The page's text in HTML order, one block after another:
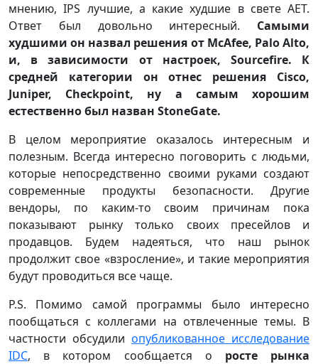
мнению, IPS лучшие, а какие худшие в свете AET.
Ответ был довольно интересный. Самыми
худшими он назвал решения от McAfee, Palo Alto,
и, в зависимости от настроек, Sourcefire. К
средней категории он отнес решения Cisco,
Juniper, Checkpoint, ну а самым хорошим
естественно был назван StoneGate.
В целом мероприятие оказалось интересным и
полезным. Всегда интересно поговорить с людьми,
которые непосредственно своими руками создают
современные продукты безопасности. Другие
вендоры, по каким-то своим причинам пока
показывают рынку только своих пресейлов и
продавцов. Будем надеяться, что наш рынок
продолжит свое «взросление», и такие мероприятия
будут проводиться все чаще.
P.S. Помимо самой программы было интересно
пообщаться с коллегами на отвлеченные темы. В
частности обсудили опубликованное исследование
IDC, в котором сообщается о росте рынка